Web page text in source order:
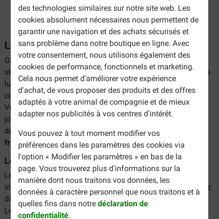
des technologies similaires sur notre site web. Les
cookies absolument nécessaires nous permettent de
garantir une navigation et des achats sécurisés et
sans problème dans notre boutique en ligne. Avec
votre consentement, nous utilisons également des
cookies de performance, fonctionnels et marketing.
Cela nous permet d'améliorer votre expérience
d'achat, de vous proposer des produits et des offres
adaptés à votre animal de compagnie et de mieux
adapter nos publicités à vos centres d'intérêt.
Vous pouvez à tout moment modifier vos
préférences dans les paramètres des cookies via
l'option « Modifier les paramètres » en bas de la
page. Vous trouverez plus d'informations sur la
manière dont nous traitons vos données, les
données à caractère personnel que nous traitons et à
quelles fins dans notredéclaration de
confidentialité.
Les jouets distributeurs de friandises
Grâce aux jouets distributeurs de friandises, vous pouvez
stimuler votre chien et l'inciter à relever des défis de manière
ludique. La combinaison du jeu et d'une récompense
constitue un défi gratifiant et savoureux pour votre chien.
Vous trouverez dans notre assortiment un large choix de
jouets à garnir de friandises pour chien. Vous trouverez ci-
dessous quelques exemples dejouets distributeurs de
friandises pour chientrès distrayants et stimulants.
Les puzzles
Les puzzles sont des jouets stimulants et captivants qui
incitent votre chien à gagner sa récompense. Vous trouverez
dans notre assortiment plusieurs puzzles très ludiques.
Le
puzzle Nina Ottoson Dog Tornado Blue Dog